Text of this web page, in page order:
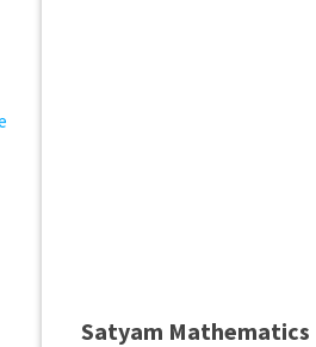
Satyam Mathematics